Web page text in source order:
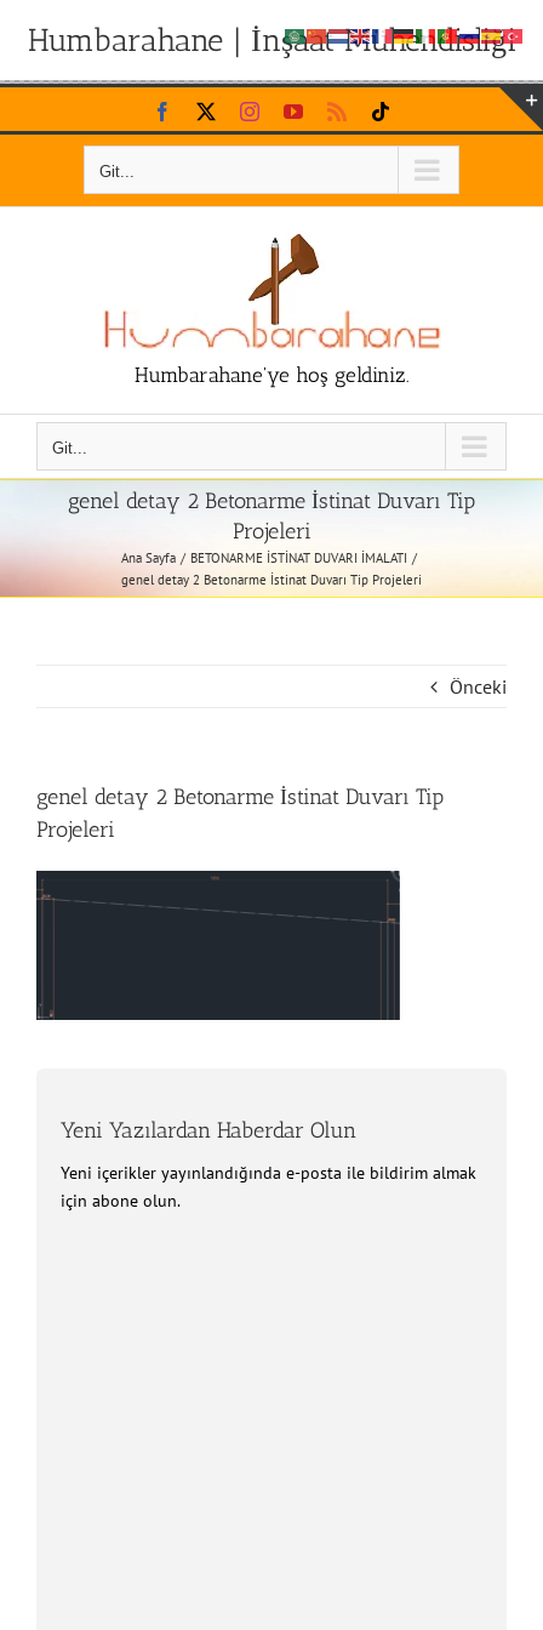
Humbarahane | İnşaat Mühendisliği
Skip
to
Facebook InstagramYouTubeRss
Git...
Humbarahane'ye hoş geldiniz.
Git...
genel detay 2 Betonarme İstinat Duvarı Tip
Projeleri
Ana Sayfa
BETONARME İSTİNAT DUVARI İMALATI
genel detay 2 Betonarme İstinat Duvarı Tip Projeleri
Önceki
genel detay 2 Betonarme İstinat Duvarı Tip
Projeleri
Yeni Yazılardan Haberdar Olun
Yeni içerikler yayınlandığında e-posta ile bildirim almak
için abone olun.